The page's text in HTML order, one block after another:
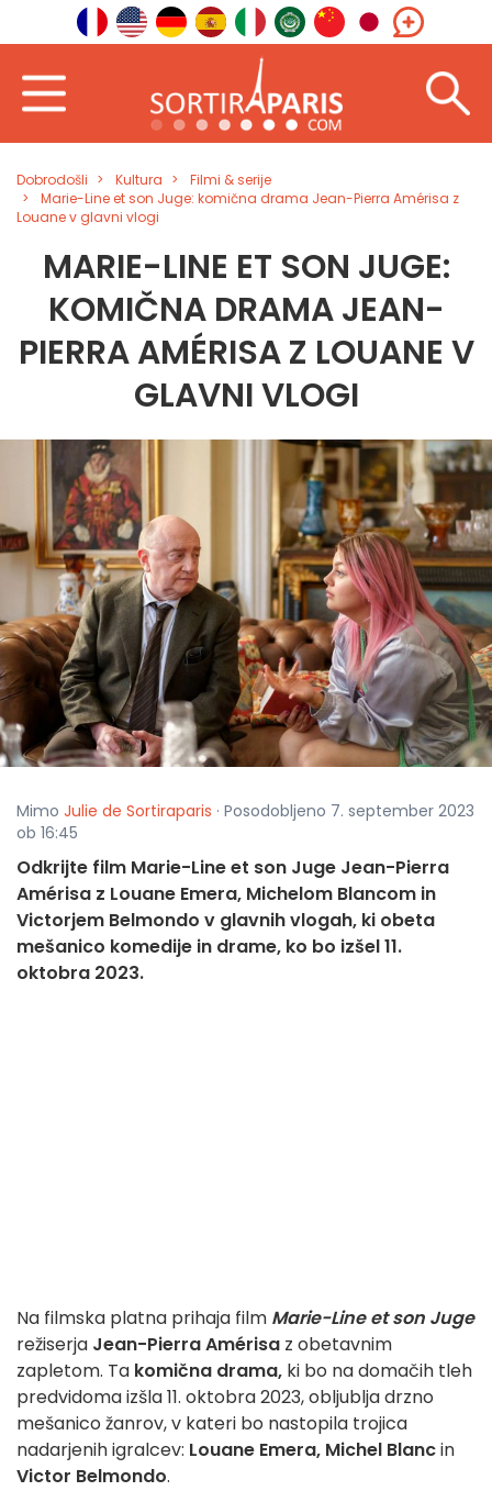
Dobrodošli Kultura
Filmi & serije
Marie-Line et son Juge: komična drama Jean-Pierra Amérisa z
Louane v glavni vlogi
MARIE-LINE ET SON JUGE:
KOMIČNA DRAMA JEAN-
PIERRA AMÉRISA Z LOUANE V
GLAVNI VLOGI
Mimo Julie de Sortiraparis · Posodobljeno 7. september 2023
ob 16:45
Odkrijte film Marie-Line et son Juge Jean-Pierra
Amérisa z Louane Emera, Michelom Blancom in
Victorjem Belmondo v glavnih vlogah, ki obeta
mešanico komedije in drame, ko bo izšel 11.
oktobra 2023.
Na filmska platna prihaja film Marie-Line et son Juge
režiserja Jean-Pierra Amérisa z obetavnim
zapletom. Ta komična drama, ki bo na domačih tleh
predvidoma izšla 11. oktobra 2023, obljublja drzno
mešanico žanrov, v kateri bo nastopila trojica
nadarjenih igralcev: Louane Emera, Michel Blancin
Victor Belmondo.